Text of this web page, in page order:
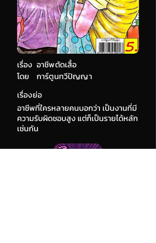
เรื่อง อาชีพตัดเสื้อ
การ์ตูนทวีปัญญา
โดย
เรื่องย่อ
อาชีพที่ใครหลายคนบอกว่า เป็นงานที่มี
ความรับผิดชอบสูง แต่ก็เป็นรายได้หลัก
เช่นกัน